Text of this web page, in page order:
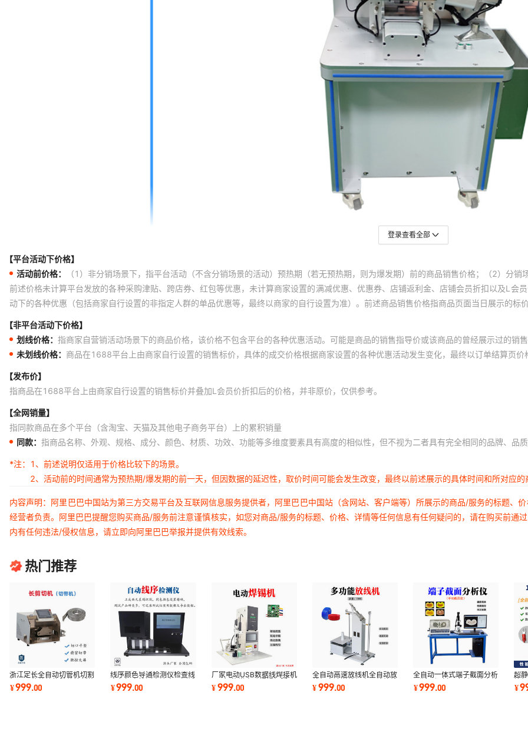
登录查看全部
【平台活动下价格】
活动前价格：
（1）非分销场景下，指平台活动（不含分销场景的活动）预热期（若无预热期，则为爆发期）前的商品销售价格；（2）分
前述价格未计算平台发放的各种采购津贴、跨店券、红包等优惠，未计算商家设置的满减优惠、优惠券、店铺返利金、店铺会员折扣以及L会
动下的各种优惠（包括商家自行设置的非指定人群的单品优惠等，最终以商家的自行设置为准）。前述商品销售价格指商品页面当日展示的
【非平台活动下价格】
划线价格： 指商家自营销活动场景下的商品价格，该价格不包含平台的各种优惠活动。可能是商品的销售指导价或该商品的曾经展示过的销
未划线价格： 商品在1688平台上由商家自行设置的销售标价，具体的成交价格根据商家设置的各种优惠活动发生变化，最终以订单结算页价
【发布价】
指商品在1688平台上由商家自行设置的销售标价并叠加L会员价折扣后的价格，并非原价，仅供参考。
【全网销量】
指同款商品在多个平台（含淘宝、天猫及其他电子商务平台）上的累积销量
同款： 指商品名称、外观、规格、成分、颜色、材质、功效、功能等多维度要素具有高度的相似性，但不视为二者具有完全相同的品牌、品
*注：
1、前述说明仅适用于价格比较下的场景。
2、活动前的时间通常为预热期/爆发期的前一天，但因数据的延迟性，取价时间可能会发生改变，最终以前述展示的具体时间和所对应的
内容声明：阿里巴巴中国站为第三方交易平台及互联网信息服务提供者，阿里巴巴中国站（含网站、客户端等）所展示的商品/服务的标题、
经营者负责。阿里巴巴提醒您购买商品/服务前注意谨慎核实，如您对商品/服务的标题、价格、详情等任何信息有任何疑问的，请在购买前通
内有任何违法/侵权信息，请立即向阿里巴巴举报并提供有效线索。
热门推荐
浙江定长全自动切管机切割
机PVC热缩管橡胶软管新能
源管切断机
¥999.00
线序颜色导通检测仪检查线
束色打点检测电流电压测试
机测端子到位
¥999.00
厂家电动USB数据线焊接机
pcb智能半自动焊锡机脚踏
式电容
¥999.00
全自动高速放线机全自动放
线机高速送线机电子线放线
架单轴放线机
¥999.00
全自动一体式端子截面分析
仪断面切割研磨剖面线束线
序颜色检测仪
¥999.00
超
接
压
¥